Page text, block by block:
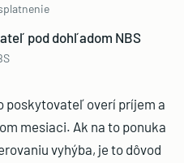
pod dohľadom NBS
poskytovateľ overí príjem a
mesiaci. Ak na to ponuka
vyhýba, je to dôvod